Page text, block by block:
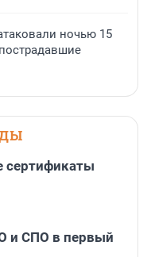
ночью 15
сертификаты
и СПО в первый